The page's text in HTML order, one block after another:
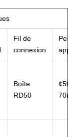
Fil de
connexion
Peu
Boîte
RD50
¢50-